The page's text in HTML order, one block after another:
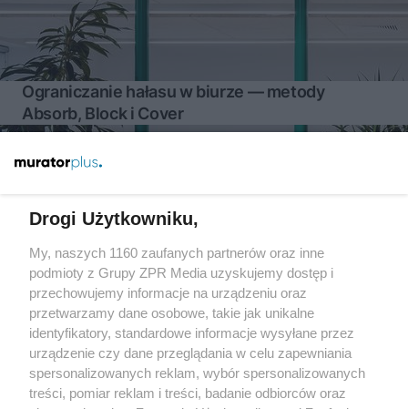
Ograniczanie hałasu w biurze — metody
Absorb, Block i Cover
Żaden utwór zamieszczony w serwisie nie może być powielany i
rozpowszechniany lub dalej rozpowszechniany w jakikolwiek sposób
(w tym także elektroniczny lub mechaniczny) na jakimkolwiek polu
eksploatacji w jakiejkolwiek formie, włącznie z umieszczaniem w
Internecie bez pisemnej zgody właściciela praw. Jakiekolwiek użycie
lub wykorzystanie utworów w całości lub w części z naruszeniem
prawa, tzn. bez właściwej zgody, jest zabronione pod groźbą kary i
może być ścigane prawnie.
Drogi Użytkowniku,
My, naszych 1160 zaufanych partnerów oraz inne
podmioty z Grupy ZPR Media uzyskujemy dostęp i
przechowujemy informacje na urządzeniu oraz
przetwarzamy dane osobowe, takie jak unikalne
identyfikatory, standardowe informacje wysyłane przez
urządzenie czy dane przeglądania w celu zapewniania
spersonalizowanych reklam, wybór spersonalizowanych
treści, pomiar reklam i treści, badanie odbiorców oraz